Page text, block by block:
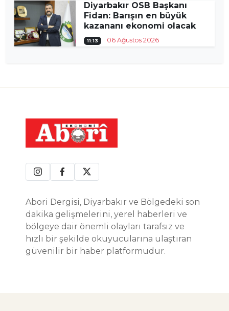
Diyarbakır OSB Başkanı
Fidan: Barışın en büyük
kazananı ekonomi olacak
11:13 06 Ağustos 2026
Abori Dergisi, Diyarbakır ve Bölgedeki son
dakika gelişmelerini, yerel haberleri ve
bölgeye dair önemli olayları tarafsız ve
hızlı bir şekilde okuyucularına ulaştıran
güvenilir bir haber platformudur.